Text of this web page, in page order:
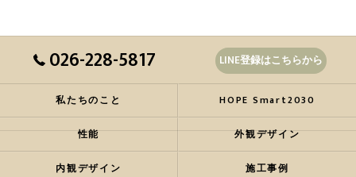
026-228-5817 LINE登録はこちらから
私たちのこと HOPE Smart2030
性能 外観デザイン
内観デザイン 施工事例